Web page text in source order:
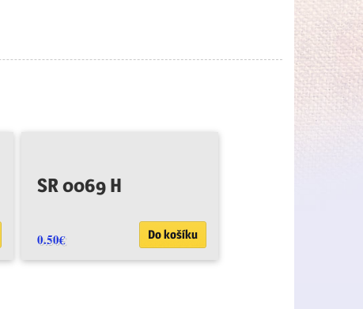
SR 0069 H
0.50€ Do košíku